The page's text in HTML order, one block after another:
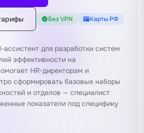
Без VPN Карты РФ
для разработки систем
эффективности на
HR-директорам и
сформировать базовые наборы
и отделов — специалист
показатели под специфику